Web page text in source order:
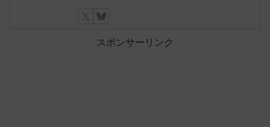
スポンサーリンク